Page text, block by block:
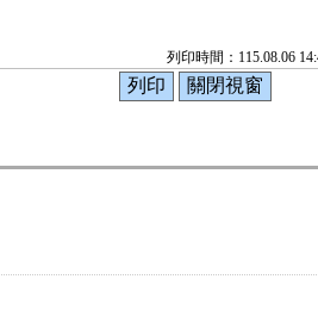
列印時間：115.08.06